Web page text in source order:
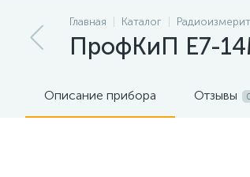
Главная Каталог
ПрофКиП Е7-
Описание прибора Отзывы